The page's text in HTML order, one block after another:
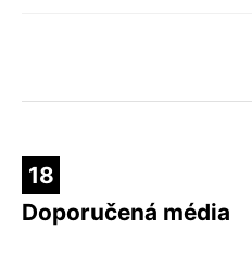
18
Doporučená média